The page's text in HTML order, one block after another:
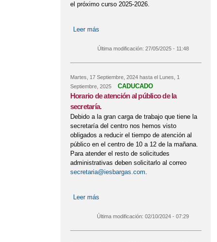
el próximo curso 2025-2026.
Leer más
CAFETERÍA PARA EL CURSO 2025-
Última modificación: 27/05/2025 - 11:48
Martes, 17 Septiembre, 2024hasta el Lunes, 1
Septiembre, 2025
CADUCADO
Horario de atención al público de la
secretaría.
Debido a la gran carga de trabajo que tiene la
secretaría del centro nos hemos visto
obligados a reducir el tiempo de atención al
público en el centro de 10 a 12 de la mañana.
Para atender el resto de solicitudes
administrativas deben solicitarlo al correo
secretaria@iesbargas.com.
Leer más
Última modificación: 02/10/2024 - 07:29